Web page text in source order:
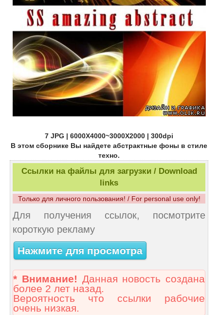
7 JPG | 6000X4000~3000X2000 | 300dpi
В этом сборнике Вы найдете абстрактные фоны в стиле
техно.
Ссылки на файлы для загрузки / Download
links
Только для личного пользования! / For personal use only!
Для получения ссылок, посмотрите
короткую рекламу
Нажмите для просмотра
* Внимание! Данная новость создана
более 2 лет назад.
Вероятность что ссылки рабочие
очень низкая.